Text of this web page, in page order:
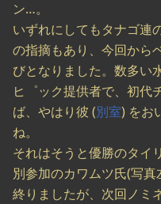
ン…。
いずれにしてもタナゴ連
の指摘もあり、今回から
びとなりました。数多い
ヒ゜ック提供者で、初代
ば、やはり彼 (別室) をお
ね。
それはそうと優勝のタイ
別参加のカワムツ氏(写
終りましたが、次回ノミ